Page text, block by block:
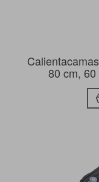
80 cm,